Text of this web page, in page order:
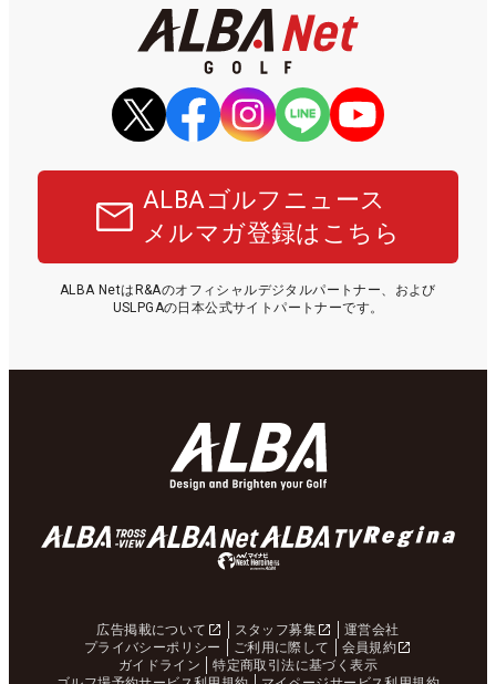
ALBAゴルフニュース
メルマガ登録はこちら
ALBA NetはR&Aのオフィシャルデジタルパートナー、および
USLPGAの日本公式サイトパートナーです。
広告掲載について スタッフ募集
運営会社
プライバシーポリシー
ご利用に際して
会員規約
ガイドライン
特定商取引法に基づく表示